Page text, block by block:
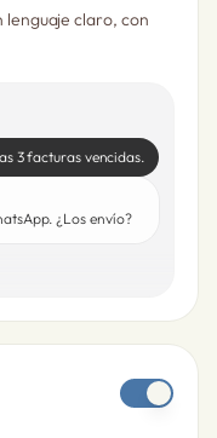
lenguaje claro, con
3 facturas vencidas.
¿Los envío?